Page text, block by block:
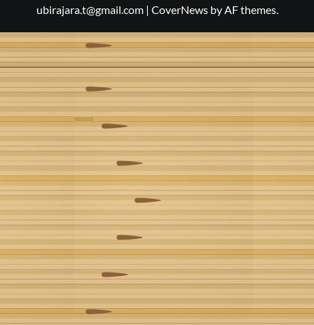
ubirajara.t@gmail.com | CoverNewsby AF themes.